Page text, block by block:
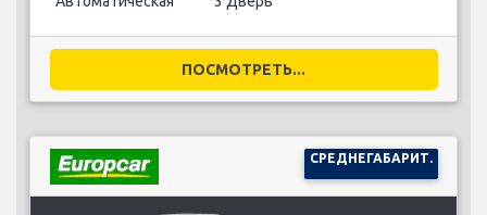
ПОСМОТРЕТЬ...
СРЕДНЕГАБАРИТ.